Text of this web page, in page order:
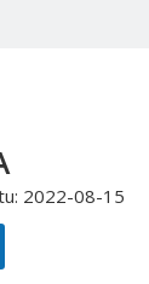
2022-08-15